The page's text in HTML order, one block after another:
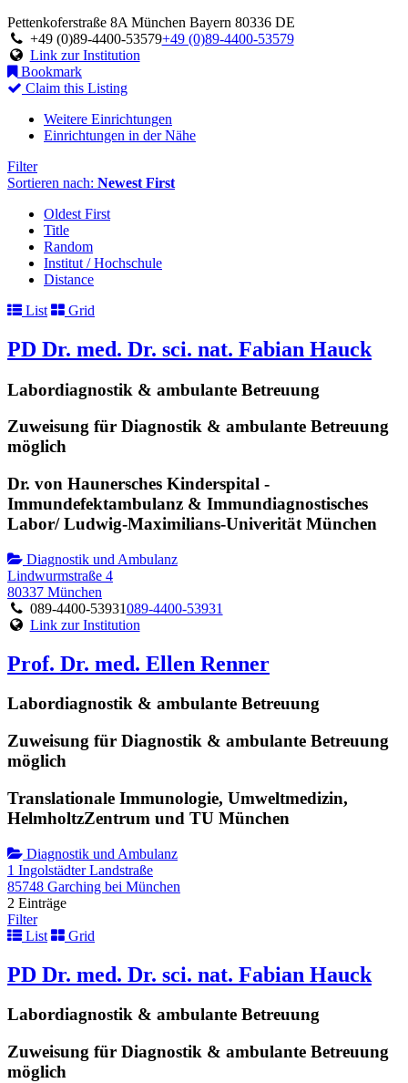
Pettenkoferstraße 8A München Bayern 80336 DE
+49 (0)89-4400-53579+49 (0)89-4400-53579
Link zur Institution
Bookmark
Claim this Listing
Weitere Einrichtungen
Einrichtungen in der Nähe
Filter
Sortieren nach: Newest First
Oldest First
Title
Random
Institut / Hochschule
Distance
List
Grid
PD Dr. med. Dr. sci. nat. Fabian Hauck
Labordiagnostik & ambulante Betreuung
Zuweisung für Diagnostik & ambulante Betreuung
möglich
Dr. von Haunersches Kinderspital -
Immundefektambulanz & Immundiagnostisches
Labor/ Ludwig-Maximilians-Univerität München
Diagnostik und Ambulanz
Lindwurmstraße 4
80337 München
089-4400-53931089-4400-53931
Link zur Institution
Prof. Dr. med. Ellen Renner
Labordiagnostik & ambulante Betreuung
Zuweisung für Diagnostik & ambulante Betreuung
möglich
Translationale Immunologie, Umweltmedizin,
HelmholtzZentrum und TU München
Diagnostik und Ambulanz
1 Ingolstädter Landstraße
85748 Garching bei München
2 Einträge
Filter
List
Grid
PD Dr. med. Dr. sci. nat. Fabian Hauck
Labordiagnostik & ambulante Betreuung
Zuweisung für Diagnostik & ambulante Betreuung
möglich